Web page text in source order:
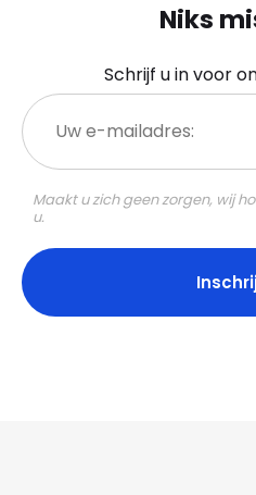
Niks
Schrijf u in voor
Uw
e-
mailadres:
Maakt u zich geen zorgen, wij
u.